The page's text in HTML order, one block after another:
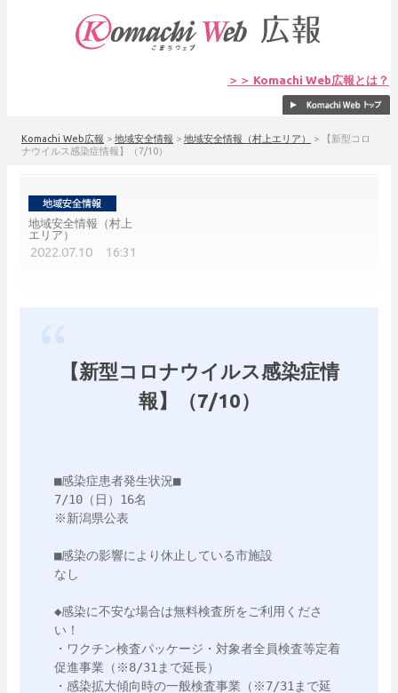
＞＞ Komachi Web広報とは？
Komachi Web広報 > 地域安全情報 > 地域安全情報（村上エリア） >
【新型コロ
ナウイルス感染症情報】（7/10）
地域安全情報（村上
エリア）
2022.07.10 16:31
【新型コロナウイルス感染症情
報】（7/10）
■感染症患者発生状況■
7/10（日）16名
※新潟県公表
■感染の影響により休止している市施設
なし
◆感染に不安な場合は無料検査所をご利用くださ
い！
・ワクチン検査パッケージ・対象者全員検査等定着
促進事業（※8/31まで延長）
・感染拡大傾向時の一般検査事業（※7/31まで延